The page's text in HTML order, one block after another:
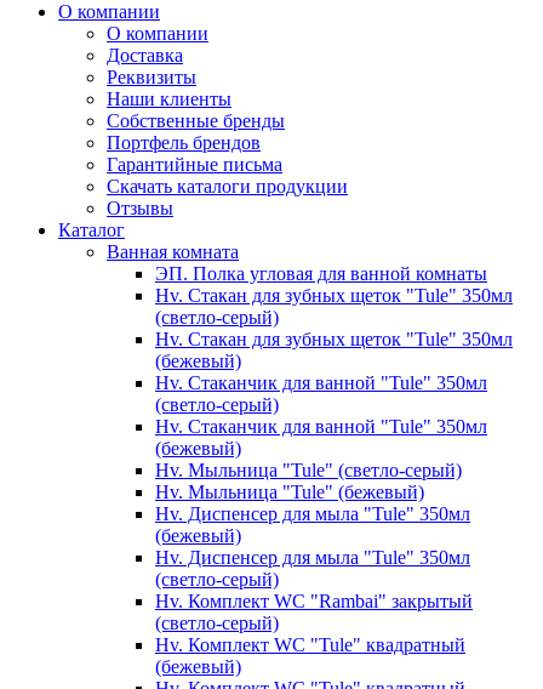
О компании
О компании
Доставка
Реквизиты
Наши клиенты
Собственные бренды
Портфель брендов
Гарантийные письма
Скачать каталоги продукции
Отзывы
Каталог
Ванная комната
ЭП. Полка угловая для ванной комнаты
Hv. Стакан для зубных щеток "Tule" 350мл
(светло-серый)
Hv. Стакан для зубных щеток "Tule" 350мл
(бежевый)
Hv. Стаканчик для ванной "Tule" 350мл
(светло-серый)
Hv. Стаканчик для ванной "Tule" 350мл
(бежевый)
Hv. Мыльница "Tule" (светло-серый)
Hv. Мыльница "Tule" (бежевый)
Hv. Диспенсер для мыла "Tule" 350мл
(бежевый)
Hv. Диспенсер для мыла "Tule" 350мл
(светло-серый)
Hv. Комплект WC "Rambai" закрытый
(светло-серый)
Hv. Комплект WC "Tule" квадратный
(бежевый)